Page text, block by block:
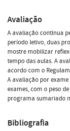
Avaliação
A avaliação contínua
período letivo, duas
mostre mobilizar
tempo das aulas. A
acordo com o
A avaliação por
exames, com o peso
programa sumariado
Bibliografia